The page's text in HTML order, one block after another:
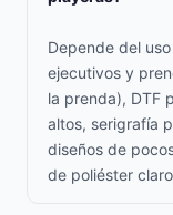
Depende del
ejecutivos y
la prenda), DTF
altos, serigrafía
diseños de
de poliéster